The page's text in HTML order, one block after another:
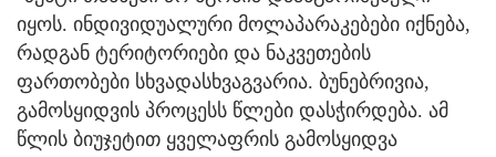
იყოს. ინდივიდუალური მოლაპარაკებები იქნება,
რადგან ტერიტორიები და ნაკვეთების
ფართობები სხვადასხვაგვარია. ბუნებრივია,
გამოსყიდვის პროცესს წლები დასჭირდება. ამ
წლის ბიუჯეტით ყველაფრის გამოსყიდვა